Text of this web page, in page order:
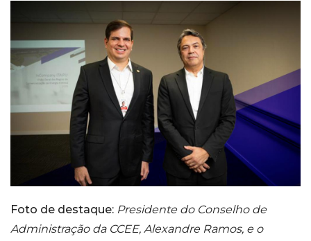
Foto de destaque: Presidente do Conselho de
Administração da CCEE, Alexandre Ramos, e o